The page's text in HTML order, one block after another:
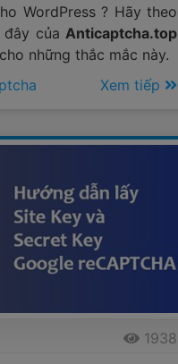
WordPress ? Hãy theo
của Anticaptcha.top
những thắc mắc này.
Xem tiếp
1938